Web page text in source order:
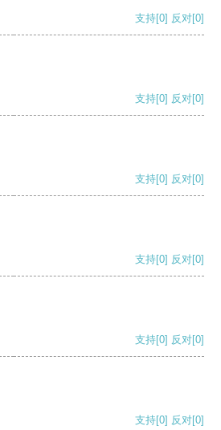
支持[0] 反对[0]
支持[0] 反对[0]
支持[0] 反对[0]
支持[0] 反对[0]
支持[0] 反对[0]
支持[0] 反对[0]